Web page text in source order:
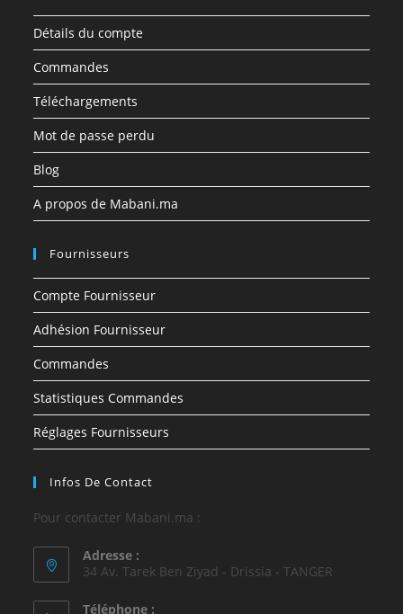
Détails du compte
Commandes
Téléchargements
Mot de passe perdu
Blog
A propos de Mabani.ma
Fournisseurs
Compte Fournisseur
Adhésion Fournisseur
Commandes
Statistiques Commandes
Réglages Fournisseurs
Infos De Contact
Pour contacter Mabani.ma :
Adresse :
34 Av. Tarek Ben Ziyad - Drissia - TANGER
Téléphone :